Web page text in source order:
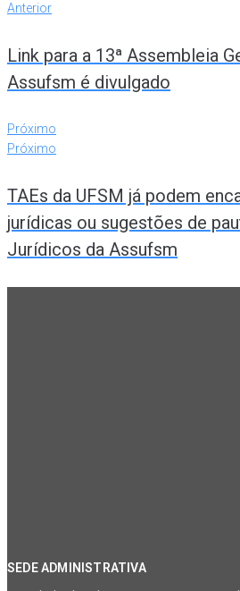
Anterior
Link para a 13ª Assembleia
Assufsm é divulgado
Próximo
Próximo
TAEs da UFSM já podem
jurídicas ou sugestões de
Jurídicos da Assufsm
SEDE ADMINISTRATIVA